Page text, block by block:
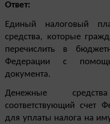
Ответ:
Единый налоговый
средства, которые
перечислить в
Федерации с
документа.
Денежные
соответствующий счет
для уплаты налога на